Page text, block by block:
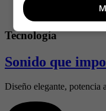
Tecnología
Sonido que
Diseño elegante, potencia